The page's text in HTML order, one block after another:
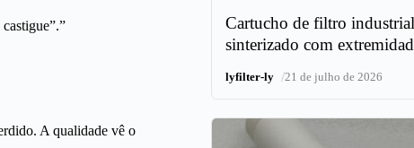
A qualidade vê o
Cartucho de filtro
sinterizado com
lyfilter-ly /21 de julho de 2026